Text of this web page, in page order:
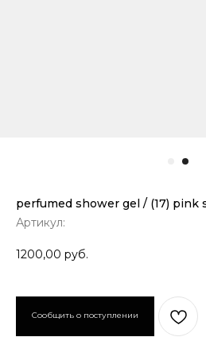
perfumed shower gel / (17) pink
Артикул:
1200,00 руб.